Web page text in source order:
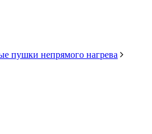
пушки непрямого нагрева